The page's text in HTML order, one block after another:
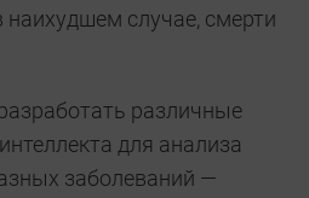
наихудшем случае, смерти
различные
для анализа
заболеваний —